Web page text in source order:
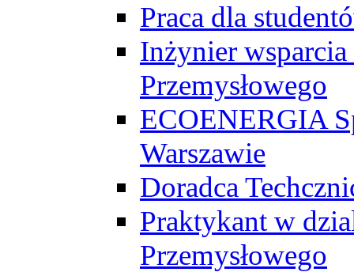
Praca dla
Inżynier wsparcia
Przemysłowego
ECOENERGIA
Warszawie
Doradca
Praktykant w
Przemysłowego